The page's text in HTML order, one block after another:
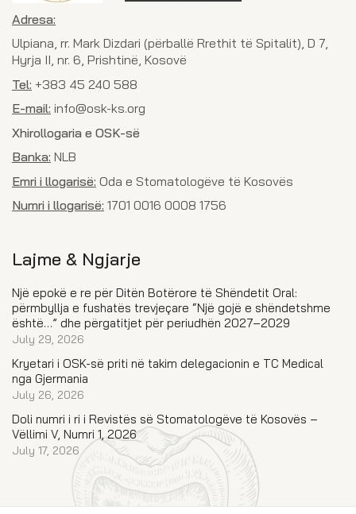
Adresa:
Ulpiana, rr. Mark Dizdari (përballë Rrethit të Spitalit), D 7,
Hyrja II, nr. 6, Prishtinë, Kosovë
Tel: +383 45 240 588
E-mail: info@osk-ks.org
Xhirollogaria e OSK-së
Banka: NLB
Emri i llogarisë: Oda e Stomatologëve të Kosovës
Numri i llogarisë: 1701 0016 0008 1756
Lajme & Ngjarje
Një epokë e re për Ditën Botërore të Shëndetit Oral:
përmbyllja e fushatës trevjeçare “Një gojë e shëndetshme
është…” dhe përgatitjet për periudhën 2027–2029
July 29, 2026
Kryetari i OSK-së priti në takim delegacionin e TC Medical
nga Gjermania
July 26, 2026
Doli numri i ri i Revistës së Stomatologëve të Kosovës –
Vëllimi V, Numri 1, 2026
July 17, 2026